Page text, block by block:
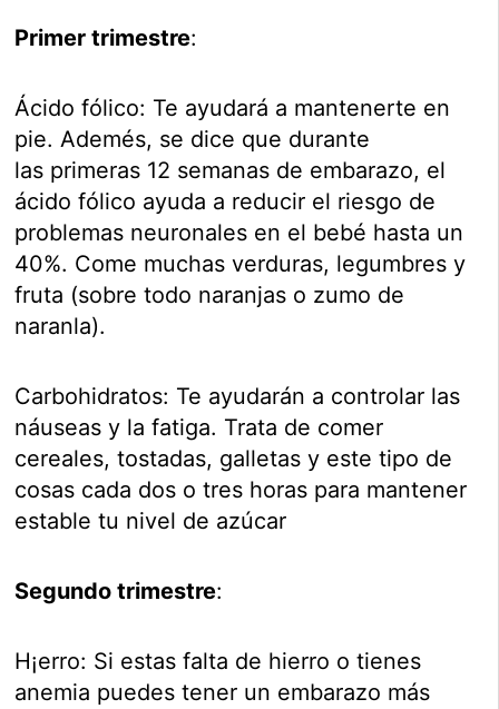
Primer trimestre:
Ácido fólico: Te ayudará a mantenerte en
pie. Ademés, se dice que durante
las primeras 12 semanas de embarazo, el
ácido fólico ayuda a reducir el riesgo de
problemas neuronales en el bebé hasta un
40%. Come muchas verduras, legumbres y
fruta (sobre todo naranjas o zumo de
naranla).
Carbohidratos: Te ayudarán a controlar las
náuseas y la fatiga. Trata de comer
cereales, tostadas, galletas y este tipo de
cosas cada dos o tres horas para mantener
estable tu nivel de azúcar
Segundo trimestre:
H¡erro: Si estas falta de hierro o tienes
anemia puedes tener un embarazo más